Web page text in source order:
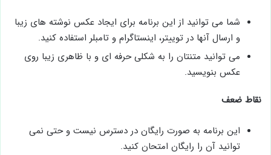
شما می توانید از این برنامه برای ایجاد عکس نوشته های زیبا
و ارسال آنها در توییتر، اینستاگرام و تامبلر استفاده کنید.
می توانید متنتان را به شکلی حرفه ای و با ظاهری زیبا روی
عکس بنویسید.
نقاط ضعف
این برنامه به صورت رایگان در دسترس نیست و حتی نمی
توانید آن را رایگان امتحان کنید.